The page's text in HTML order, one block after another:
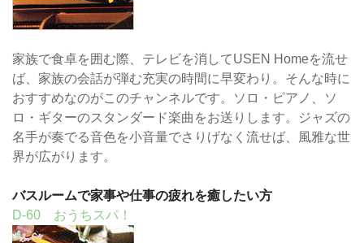
家族で食卓を囲む際、テレビを消してUSEN Homeを流せ
ば、家族の会話が弾む充実の時間に早変わり。そんな時に
おすすめなのがこのチャンネルです。ソロ・ピアノ、ソ
ロ・ギターのスタンダード楽曲をお送りします。ジャズの
名手が奏でる音色を小音量でさりげなく流せば、風雅な世
界が広がります。
バスルームで家事や仕事の疲れを癒したい方
D-60 おうちスパ！